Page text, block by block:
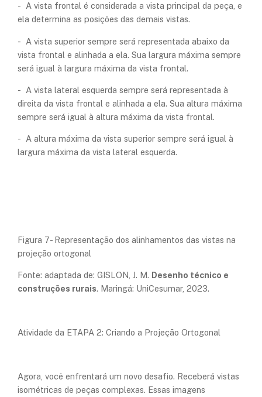
- A vista frontal é considerada a vista principal da peça, e
ela determina as posições das demais vistas.
- A vista superior sempre será representada abaixo da
vista frontal e alinhada a ela. Sua largura máxima sempre
será igual à largura máxima da vista frontal.
- A vista lateral esquerda sempre será representada à
direita da vista frontal e alinhada a ela. Sua altura máxima
sempre será igual à altura máxima da vista frontal.
- A altura máxima da vista superior sempre será igual à
largura máxima da vista lateral esquerda.
Figura 7- Representação dos alinhamentos das vistas na
projeção ortogonal
Fonte: adaptada de: GISLON, J. M. Desenho técnico e
construções rurais. Maringá: UniCesumar, 2023.
Atividade da ETAPA 2: Criando a Projeção Ortogonal
Agora, você enfrentará um novo desafio. Receberá vistas
isométricas de peças complexas. Essas imagens